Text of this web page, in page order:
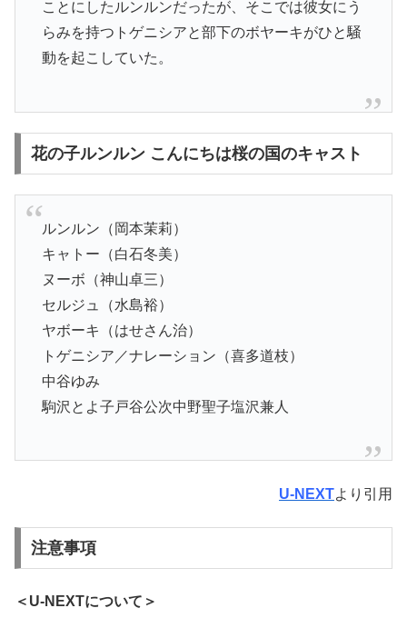
ことにしたルンルンだったが、そこでは彼女にう
らみを持つトゲニシアと部下のボヤーキがひと騒
動を起こしていた。
花の子ルンルン こんにちは桜の国のキャスト
ルンルン（岡本茉莉）
キャトー（白石冬美）
ヌーボ（神山卓三）
セルジュ（水島裕）
ヤボーキ（はせさん治）
トゲニシア／ナレーション（喜多道枝）
中谷ゆみ
駒沢とよ子戸谷公次中野聖子塩沢兼人
U-NEXTより引用
注意事項
＜U-NEXTについて＞